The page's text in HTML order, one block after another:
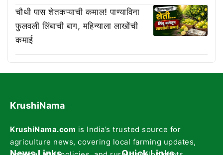
चौथी पास शेतकऱ्याची कमाल! पाण्याविना
फुलवली लिंबाची बाग, महिन्याला लाखोंची
कमाई
KrushiNama
KrushiNama.com is India’s trusted source for
agriculture news, covering local farming updates,